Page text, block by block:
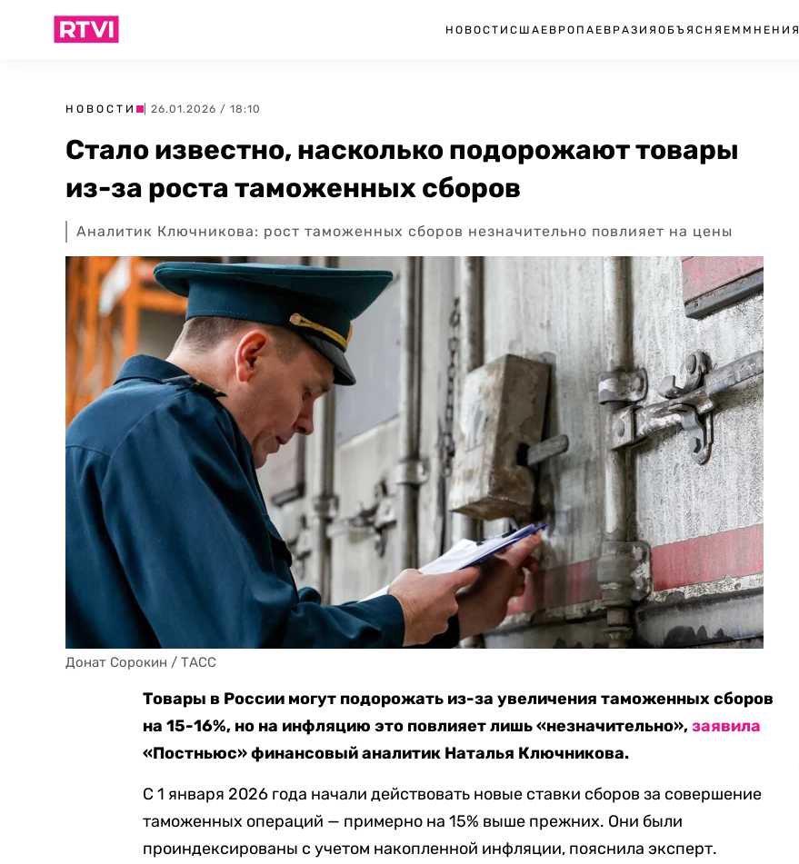
НОВОСТИ США ЕВРОПА ЕВРАЗИЯ ОБЪЯСНЯЕМ МНЕНИЯ
НОВОСТИ | 26.01.2026 / 18:10
Стало известно, насколько подорожают товары
из-за роста таможенных сборов
Аналитик Ключникова: рост таможенных сборов незначительно повлияет на цены
Донат Сорокин / ТАСС
Товары в России могут подорожать из-за увеличения таможенных сборов
на 15-16%, но на инфляцию это повлияет лишь «незначительно»,заявила
«Постньюс» финансовый аналитик Наталья Ключникова.
С 1 января 2026 года начали действовать новые ставки сборов за совершение
таможенных операций — примерно на 15% выше прежних. Они были
проиндексированы с учетом накопленной инфляции, пояснила эксперт.